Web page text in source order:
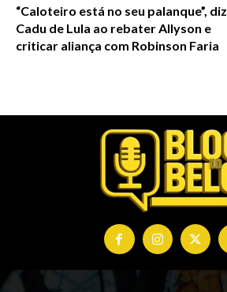
“Caloteiro está no seu palanque”, diz
Cadu de Lula ao rebater Allyson e
criticar aliança com Robinson Faria